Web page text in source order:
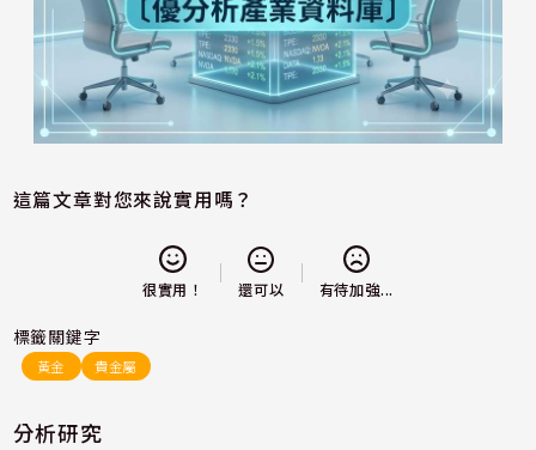
這篇文章對您來說實用嗎？
很實用！ 還可以 有待加強...
標籤關鍵字
黃金 貴金屬
分析研究